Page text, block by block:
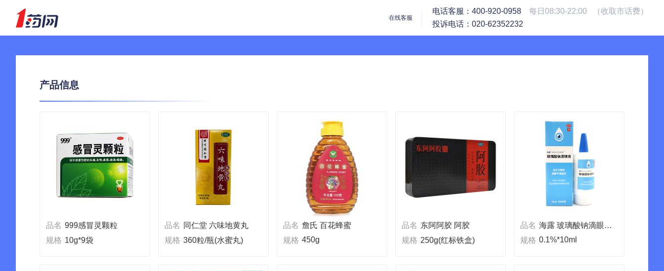
电话客服：400-920-0958
每日08:30-22:00 （收取市话费）
投诉电话：020-62352232
在线客服
买药就上1药网
更多优惠扫描下方二维码
产品信息
品名 999感冒灵颗粒
规格 10g*9袋
品名 同仁堂 六味地黄丸
规格 360粒/瓶(水蜜丸)
品名 詹氏 百花蜂蜜
规格 450g
品名 东阿阿胶 阿胶
规格 250g(红标铁盒)
品名
海露 玻璃酸钠滴眼液(OTC)
规格 0.1%*10ml